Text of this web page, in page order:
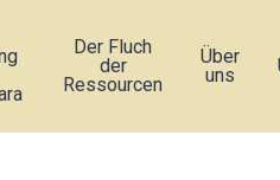
Der Fluch
der
Ressourcen
Über
uns